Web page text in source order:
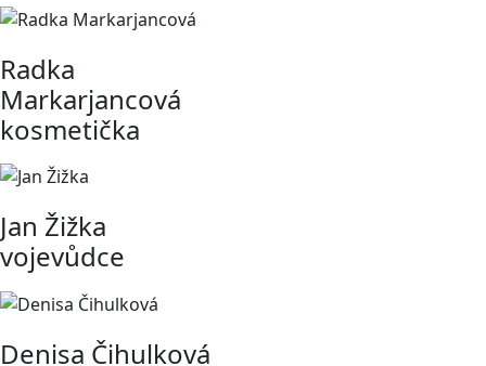
Radka
Markarjancová
kosmetička
Jan Žižka
vojevůdce
Denisa Čihulková